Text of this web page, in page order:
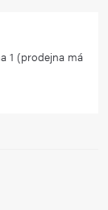
1 (prodejna má